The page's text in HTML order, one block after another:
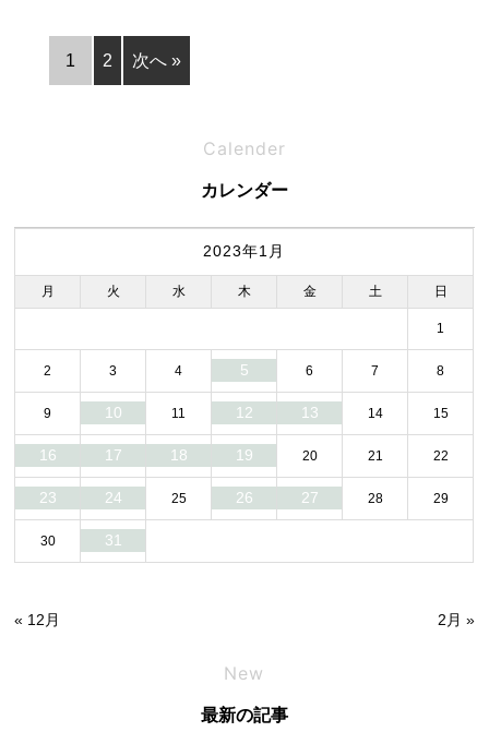
1 2 次へ »
Calender
カレンダー
2023年1月
月 火 水 木 金 土 日
1
2 3 4 5 6 7 8
9 10 11 12 13 14 15
16 17 18 19 20 21 22
23 24 25 26 27 28 29
30 31
« 12月 2月 »
New
最新の記事